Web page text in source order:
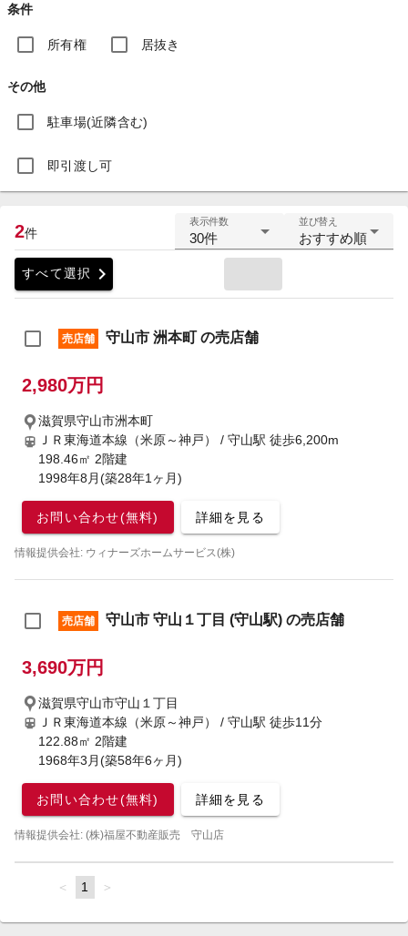
条件
所有権 居抜き
その他
駐車場(近隣含む)
即引渡し可
2件
表示件数
30件
並び替え
おすすめ順
すべて選択 chevron_right
売店舗 守山市 洲本町 の売店舗
2,980万円
滋賀県守山市洲本町
ＪＲ東海道本線（米原～神戸） / 守山駅 徒歩6,200m
198.46㎡ 2階建
1998年8月(築28年1ヶ月)
お問い合わせ(無料) 詳細を見る
情報提供会社: ウィナーズホームサービス(株)
売店舗 守山市 守山１丁目 (守山駅) の売店舗
3,690万円
滋賀県守山市守山１丁目
ＪＲ東海道本線（米原～神戸） / 守山駅 徒歩11分
122.88㎡ 2階建
1968年3月(築58年6ヶ月)
お問い合わせ(無料) 詳細を見る
情報提供会社: (株)福屋不動産販売 守山店
page
You're
page
1 page